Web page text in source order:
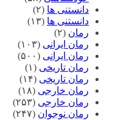
دانستنی ها (۲)
دانستنی ها (۱۳)
رمان (۲)
رمان ایرانی (۱۰۳)
رمان ایرانی (۵۰۰)
رمان تاریخی (۱)
رمان تاریخی (۱۴)
رمان خارجی (۱۸)
رمان خارجی (۲۵۳)
رمان نوجوان (۲۴۷)